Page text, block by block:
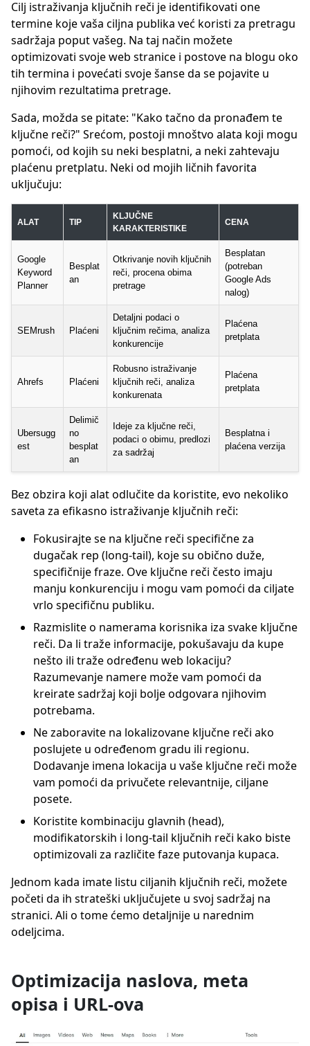
Cilj istraživanja ključnih reči je identifikovati one
termine koje vaša ciljna publika već koristi za pretragu
sadržaja poput vašeg. Na taj način možete
optimizovati svoje web stranice i postove na blogu oko
tih termina i povećati svoje šanse da se pojavite u
njihovim rezultatima pretrage.
Sada, možda se pitate: "Kako tačno da pronađem te
ključne reči?" Srećom, postoji mnoštvo alata koji mogu
pomoći, od kojih su neki besplatni, a neki zahtevaju
plaćenu pretplatu. Neki od mojih ličnih favorita
uključuju:
ALAT TIP
KLJUČNE
KARAKTERISTIKE
CENA
Google
Keyword
Planner
Besplat
an
Otkrivanje novih ključnih
reči, procena obima
pretrage
Besplatan
(potreban
Google Ads
nalog)
SEMrush Plaćeni
Detaljni podaci o
ključnim rečima, analiza
konkurencije
Plaćena
pretplata
Ahrefs Plaćeni
Robusno istraživanje
ključnih reči, analiza
konkurenata
Plaćena
pretplata
Ubersugg
est
Delimič
no
besplat
an
Ideje za ključne reči,
podaci o obimu, predlozi
za sadržaj
Besplatna i
plaćena verzija
Bez obzira koji alat odlučite da koristite, evo nekoliko
saveta za efikasno istraživanje ključnih reči:
Fokusirajte se na ključne reči specifične za
dugačak rep (long-tail), koje su obično duže,
specifičnije fraze. Ove ključne reči često imaju
manju konkurenciju i mogu vam pomoći da ciljate
vrlo specifičnu publiku.
Razmislite o namerama korisnika iza svake ključne
reči. Da li traže informacije, pokušavaju da kupe
nešto ili traže određenu web lokaciju?
Razumevanje namere može vam pomoći da
kreirate sadržaj koji bolje odgovara njihovim
potrebama.
Ne zaboravite na lokalizovane ključne reči ako
poslujete u određenom gradu ili regionu.
Dodavanje imena lokacija u vaše ključne reči može
vam pomoći da privučete relevantnije, ciljane
posete.
Koristite kombinaciju glavnih (head),
modifikatorskih i long-tail ključnih reči kako biste
optimizovali za različite faze putovanja kupaca.
Jednom kada imate listu ciljanih ključnih reči, možete
početi da ih strateški uključujete u svoj sadržaj na
stranici. Ali o tome ćemo detaljnije u narednim
odeljcima.
Optimizacija naslova, meta
opisa i URL-ova